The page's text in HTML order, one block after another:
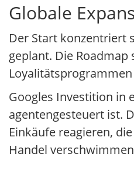
Globale
Der Start konzentriert
geplant. Die
Googles Investition in
agentengesteuert ist.
Einkäufe reagieren,
Handel